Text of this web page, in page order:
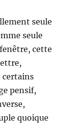
seule
seule
cette
certains
pensif,
quoique